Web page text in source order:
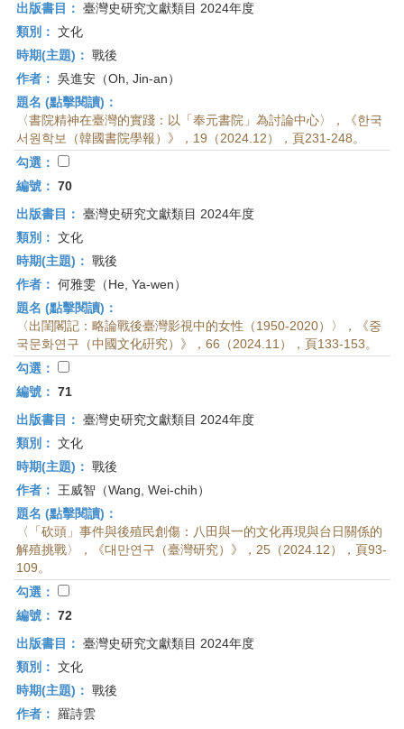
出版書目： 臺灣史研究文獻類目 2024年度
類別： 文化
時期(主題)： 戰後
作者： 吳進安（Oh, Jin-an）
題名 (點擊閱讀)：
〈書院精神在臺灣的實踐：以「奉元書院」為討論中心〉，《한국
서원학보（韓國書院學報）》，19（2024.12），頁231-248。
勾選：
編號： 70
出版書目： 臺灣史研究文獻類目 2024年度
類別： 文化
時期(主題)： 戰後
作者： 何雅雯（He, Ya-wen）
題名 (點擊閱讀)：
〈出閨閣記：略論戰後臺灣影視中的女性（1950-2020）〉，《중
국문화연구（中國文化硏究）》，66（2024.11），頁133-153。
勾選：
編號： 71
出版書目： 臺灣史研究文獻類目 2024年度
類別： 文化
時期(主題)： 戰後
作者：
王威智（Wang, Wei-chih）
題名 (點擊閱讀)：
〈「砍頭」事件與後殖民創傷：八田與一的文化再現與台日關係的
解殖挑戰〉，《대만연구（臺灣研究）》，25（2024.12），頁93-
109。
勾選：
編號： 72
出版書目： 臺灣史研究文獻類目 2024年度
類別： 文化
時期(主題)： 戰後
作者： 羅詩雲